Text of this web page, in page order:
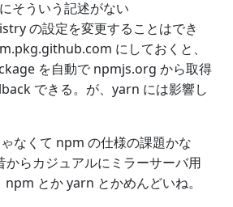
そういう記述がない
の設定を変更することはでき
にしておくと、
を自動で npmjs.org から取得
できる。が、yarn には影響し
なくて npm の仕様の課題かな
らカジュアルにミラーサーバ用
とか yarn とかめんどいね。